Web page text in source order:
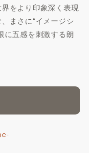
をより印象深く表現
まさに“イメージシ
に五感を刺激する朗